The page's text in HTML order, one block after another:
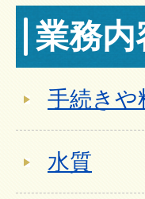
業務内
手続きや
水質